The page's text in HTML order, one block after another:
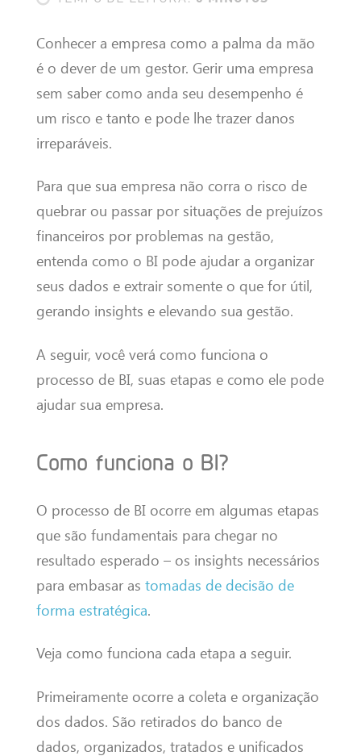
Conhecer a empresa como a palma da mão
é o dever de um gestor. Gerir uma empresa
sem saber como anda seu desempenho é
um risco e tanto e pode lhe trazer danos
irreparáveis.
Para que sua empresa não corra o risco de
quebrar ou passar por situações de prejuízos
financeiros por problemas na gestão,
entenda como o BI pode ajudar a organizar
seus dados e extrair somente o que for útil,
gerando insights e elevando sua gestão.
A seguir, você verá como funciona o
processo de BI, suas etapas e como ele pode
ajudar sua empresa.
Como funciona o BI?
O processo de BI ocorre em algumas etapas
que são fundamentais para chegar no
resultado esperado – os insights necessários
para embasar as tomadas de decisão de
forma estratégica.
Veja como funciona cada etapa a seguir.
Primeiramente ocorre a coleta e organização
dos dados. São retirados do banco de
dados, organizados, tratados e unificados